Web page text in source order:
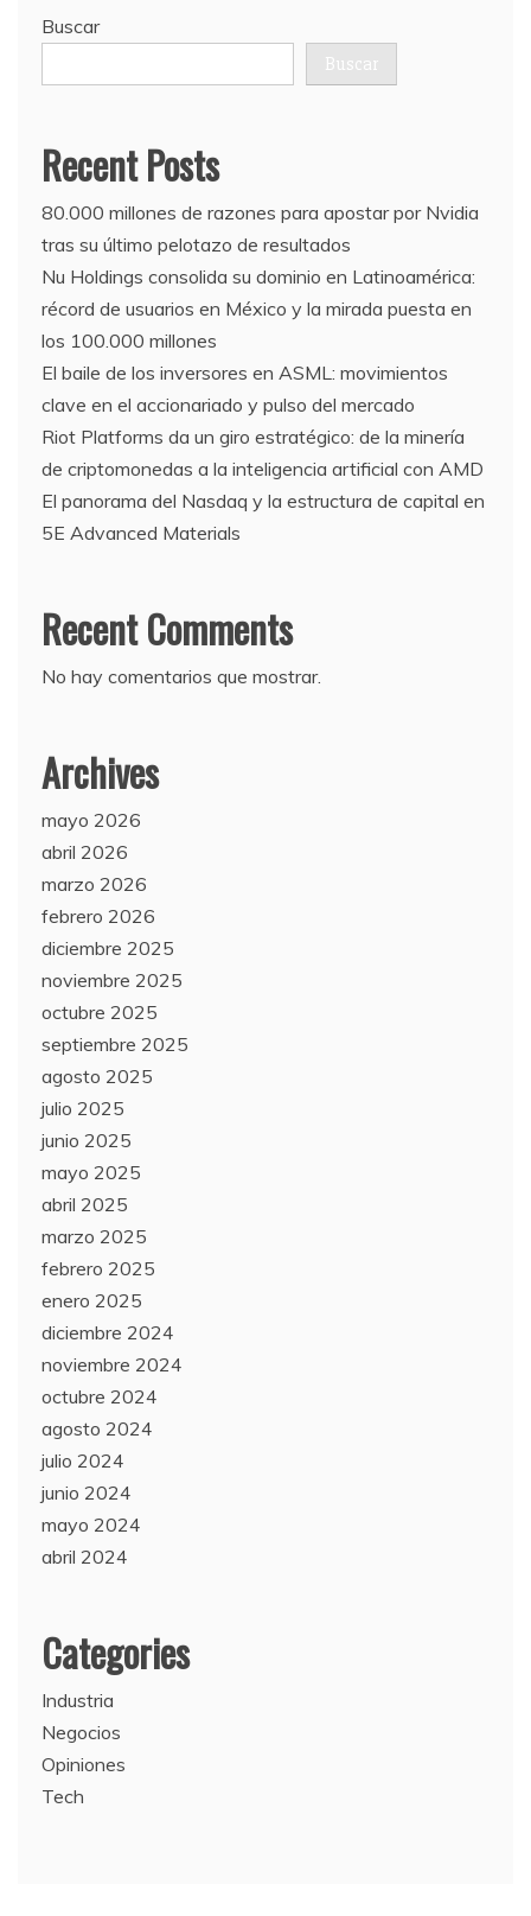
Buscar
Buscar
Recent Posts
80.000 millones de razones para apostar por Nvidia
tras su último pelotazo de resultados
Nu Holdings consolida su dominio en Latinoamérica:
récord de usuarios en México y la mirada puesta en
los 100.000 millones
El baile de los inversores en ASML: movimientos
clave en el accionariado y pulso del mercado
Riot Platforms da un giro estratégico: de la minería
de criptomonedas a la inteligencia artificial con AMD
El panorama del Nasdaq y la estructura de capital en
5E Advanced Materials
Recent Comments
No hay comentarios que mostrar.
Archives
mayo 2026
abril 2026
marzo 2026
febrero 2026
diciembre 2025
noviembre 2025
octubre 2025
septiembre 2025
agosto 2025
julio 2025
junio 2025
mayo 2025
abril 2025
marzo 2025
febrero 2025
enero 2025
diciembre 2024
noviembre 2024
octubre 2024
agosto 2024
julio 2024
junio 2024
mayo 2024
abril 2024
Categories
Industria
Negocios
Opiniones
Tech